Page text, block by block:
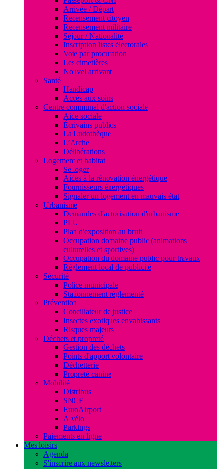
Arrivée / Départ
Recensement citoyen
Recensement militaire
Séjour / Nationalité
Inscription listes électorales
Vote par procuration
Les cimetières
Nouvel arrivant
Santé
Handicap
Accès aux soins
Centre communal d'action sociale
Aide sociale
Écrivains publics
La Ludothèque
L’Arche
Délibérations
Logement et habitat
Se loger
Aides à la rénovation énergétique
Fournisseurs énergétiques
Signaler un logement en mauvais état
Urbanisme
Demandes d'autorisation d'urbanisme
PLU
Plan d'exposition au bruit
Occupation domaine public (animations
culturelles et sportives)
Occupation du domaine public pour travaux
Réglement local de publicité
Sécurité
Police municipale
Stationnement règlementé
Prévention
Conciliateur de justice
Insectes exotiques envahissants
Risques majeurs
Déchets et propreté
Gestion des déchets
Points d'apport volontaire
Déchetterie
Propreté canine
Mobilité
Distribus
SNCF
EuroAirport
À vélo
Parkings
Paiements en ligne
Mes loisirs
Agenda
S'inscrire aux newsletters